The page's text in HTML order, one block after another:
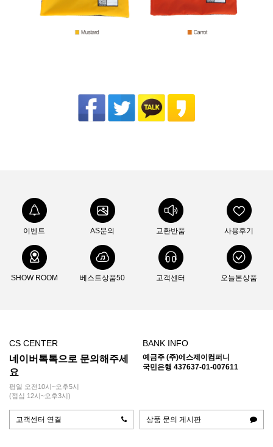
이벤트 AS문의 교환반품 사용후기
SHOW ROOM 베스트상품50 고객센터 오늘본상품
CS CENTER
네이버톡톡으로 문의해주세
요
평일 오전10시~오후5시
(점심 12시~오후3시)
BANK INFO
예금주 (주)에스제이컴퍼니
국민은행 437637-01-007611
고객센터 연결 상품 문의 게시판